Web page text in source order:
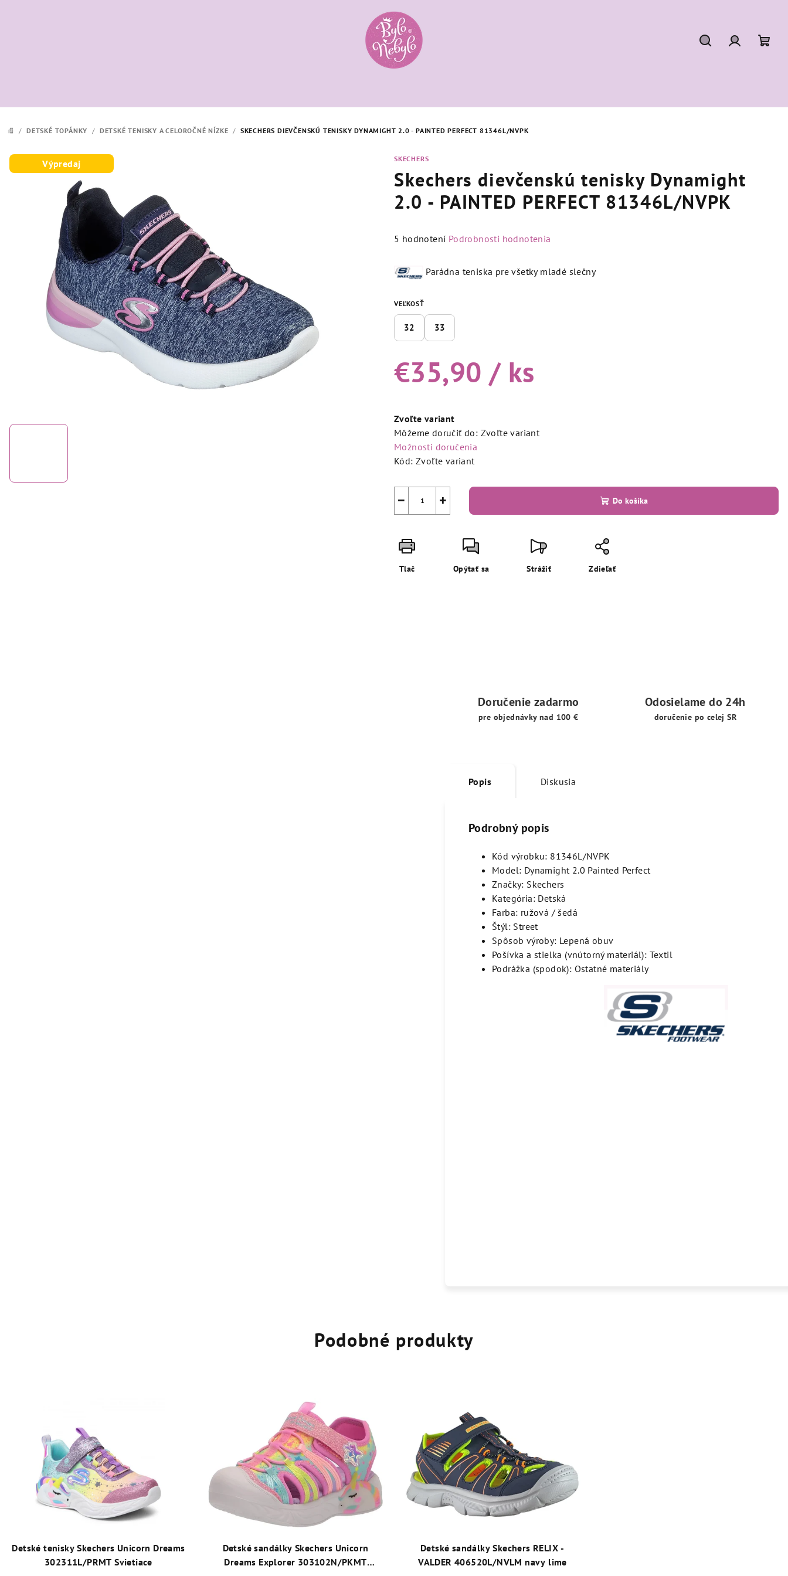
DOMOV
/ DETSKÉ TOPÁNKY / DETSKÉ TENISKY A CELOROČNÉ NÍZKE / SKECHERS DIEVČENSKÚ TENISKY DYNAMIGHT 2.0 - PAINTED PERFECT 81346L/NVPK
SKECHERS
Skechers dievčenskú tenisky Dynamight
2.0 - PAINTED PERFECT 81346L/NVPK
Priemerné
produktu
je
z
hviezdičiek.
5 hodnotení Podrobnosti hodnotenia
Parádna teniska pre všetky mladé slečny
VEĽKOSŤ
32 33
€35,90 / ks
cena:
Zvoľte variant
Môžeme doručiť do: Zvoľte variant
Možnosti doručenia
Kód: Zvoľte variant
+
− Do košíka
Tlač Opýtať sa Strážiť Zdieľať
Výpredaj
Doručenie zadarmo
pre objednávky nad 100 €
Odosielame do 24h
doručenie po celej SR
Popis Diskusia
Podrobný popis
Kód výrobku: 81346L/NVPK
Model: Dynamight 2.0 Painted Perfect
Značky: Skechers
Kategória: Detská
Farba: ružová / šedá
Štýl: Street
Spôsob výroby: Lepená obuv
Pošívka a stielka (vnútorný materiál): Textil
Podrážka (spodok): Ostatné materiály
Podobné produkty
Detské tenisky Skechers Unicorn Dreams
302311L/PRMT Svietiace
Detské sandálky Skechers Unicorn
Dreams Explorer 303102N/PKMT
Detské sandálky Skechers RELIX -
VALDER 406520L/NVLM navy lime